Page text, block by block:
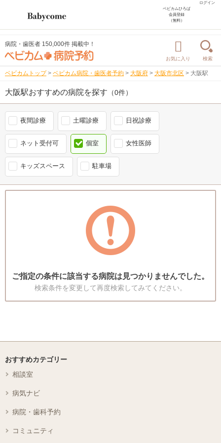
ログイン
ベビカムひろば
会員登録
（無料）
病院・歯医者 150,000件 掲載中！
お気に入り 検索
ベビカムトップ > ベビカム病院・歯医者予約 > 大阪府 > 大阪市北区 > 大阪駅
大阪駅おすすめの病院を探す （0件）
夜間診療 土曜診療 日祝診療
ネット受付可 個室 女性医師
キッズスペース 駐車場
ご指定の条件に該当する病院は見つかりませんでした。
検索条件を変更して再度検索してみてください。
おすすめカテゴリー
相談室
病気ナビ
病院・歯科予約
コミュニティ